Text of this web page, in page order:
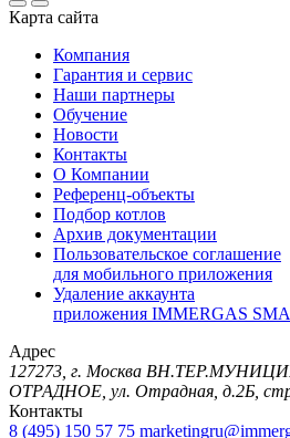
Карта сайта
Компания
Гарантия и сервис
Наши партнеры
Обучение
Новости
Контакты
О Компании
Референц-объекты
Подбор котлов
Архив документации
Пользовательское соглашение
для мобильного приложения
Удаление аккаунта
приложения IMMERGAS
Адрес
127273, г. Москва
ОТРАДНОЕ, ул. Отрадная, д.2Б,
Контакты
8 (495) 150 57 75